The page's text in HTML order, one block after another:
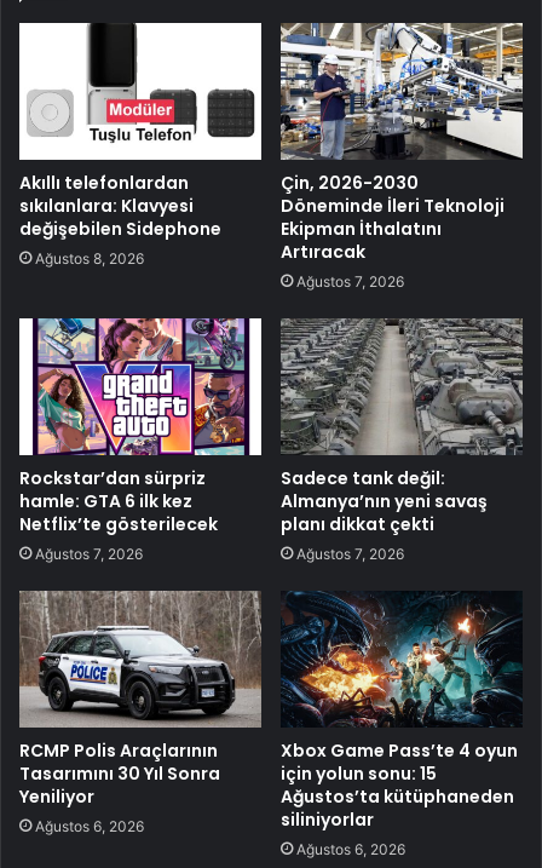
Akıllı telefonlardan
sıkılanlara: Klavyesi
değişebilen Sidephone
Ağustos 8, 2026
Çin, 2026-2030
Döneminde İleri Teknoloji
Ekipman İthalatını
Artıracak
Ağustos 7, 2026
Rockstar’dan sürpriz
hamle: GTA 6 ilk kez
Netflix’te gösterilecek
Ağustos 7, 2026
Sadece tank değil:
Almanya’nın yeni savaş
planı dikkat çekti
Ağustos 7, 2026
RCMP Polis Araçlarının
Tasarımını 30 Yıl Sonra
Yeniliyor
Ağustos 6, 2026
Xbox Game Pass’te 4 oyun
için yolun sonu: 15
Ağustos’ta kütüphaneden
siliniyorlar
Ağustos 6, 2026